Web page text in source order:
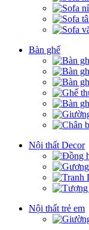
Bàn ghế
Nội thất Decor
Nội thất trẻ em